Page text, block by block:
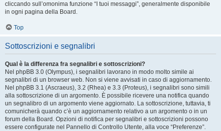
cliccando sull’omonima funzione “I tuoi messaggi”, generalmente disponibile
in ogni pagina della Board.
Top
Sottoscrizioni e segnalibri
Qual è la differenza fra segnalibri e sottoscrizioni?
Nel phpBB 3.0 (Olympus), i segnalibri lavorano in modo molto simile ai
segnalibri di un browser web. Non si viene avvisati in caso di aggiornamento.
Nel phpBB 3.1 (Ascraeus), 3.2 (Rhea) e 3.3 (Proteus), i segnalibri sono simili
alla sottoscrizione di un argomento. È possibile ricevere una notifica quando
un segnalibro di un argomento viene aggiornato. La sottoscrizione, tuttavia, ti
comunicherà quando c’è un aggiornamento relativo a un argomento o in un
forum della Board. Opzioni di notifica per segnalibri e sottoscrizioni possono
essere configurate nel Pannello di Controllo Utente, alla voce “Preferenze”.